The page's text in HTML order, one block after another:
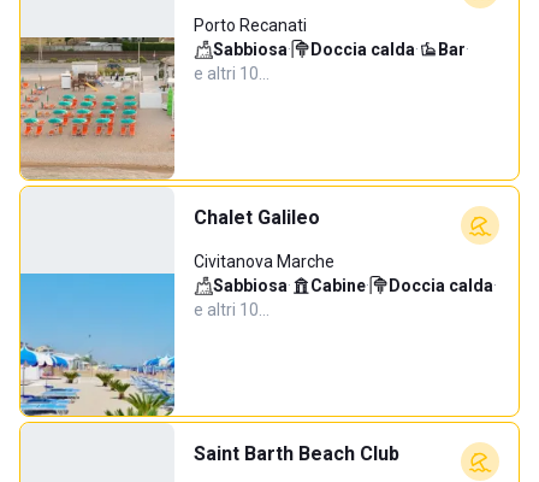
Porto Recanati
Sabbiosa· Doccia calda· Bar·
e altri 10…
Chalet Galileo
Civitanova Marche
Sabbiosa· Cabine· Doccia calda·
e altri 10…
Saint Barth Beach Club